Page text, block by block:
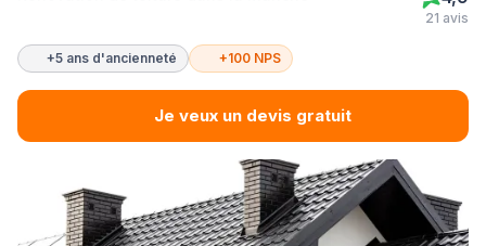
21 avis
+5 ans d'ancienneté +100 NPS
Je veux un devis gratuit